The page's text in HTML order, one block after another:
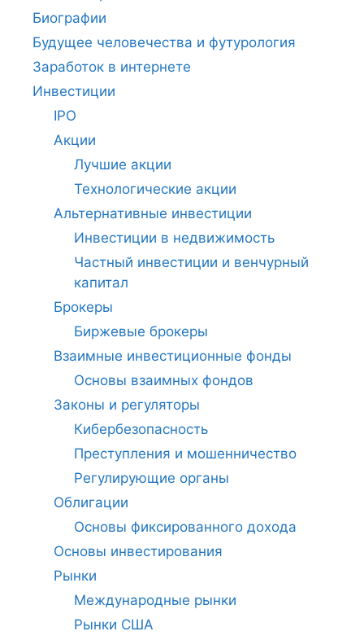
Биографии
Будущее человечества и футурология
Заработок в интернете
Инвестиции
IPO
Акции
Лучшие акции
Технологические акции
Альтернативные инвестиции
Инвестиции в недвижимость
Частный инвестиции и венчурный
капитал
Брокеры
Биржевые брокеры
Взаимные инвестиционные фонды
Основы взаимных фондов
Законы и регуляторы
Кибербезопасность
Преступления и мошенничество
Регулирующие органы
Облигации
Основы фиксированного дохода
Основы инвестирования
Рынки
Международные рынки
Рынки США